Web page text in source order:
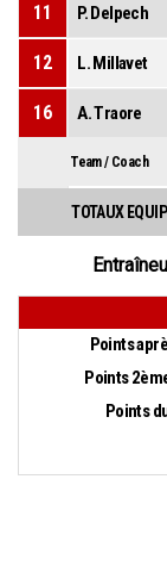
11 P. Delpech
12 L. Millavet
16 A. Traore
Team / Coach
TOTAUX
Points